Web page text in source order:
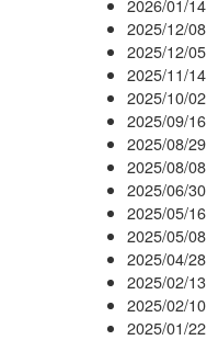
2026/01/14
2025/12/08
2025/12/05
2025/11/14
2025/10/02
2025/09/16
2025/08/29
2025/08/08
2025/06/30
2025/05/16
2025/05/08
2025/04/28
2025/02/13
2025/02/10
2025/01/22